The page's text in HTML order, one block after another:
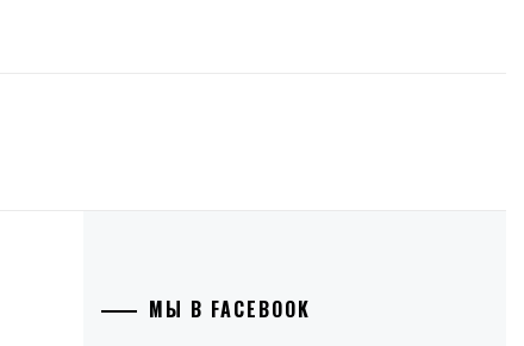
МЫ В FACEBOOK